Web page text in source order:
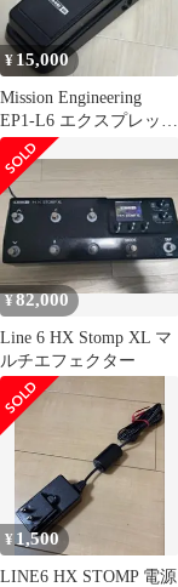
¥15,000
Mission Engineering
EP1-L6 エクスプレッシ
ョンペダル
¥82,000
Line 6 HX Stomp XL マ
ルチエフェクター
¥ 1,500
LINE6 HX STOMP 電源